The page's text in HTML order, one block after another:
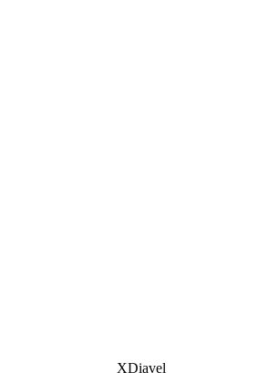
XDiavel